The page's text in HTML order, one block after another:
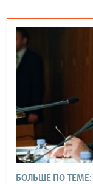
БОЛЬШЕ ПО ТЕМЕ: